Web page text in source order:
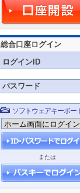
総合口座ログイン
ログインID
パスワード
ソフトウェアキーボー
または